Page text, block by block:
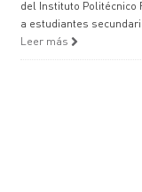
del Instituto Politécnico
a estudiantes secundari
Leer más